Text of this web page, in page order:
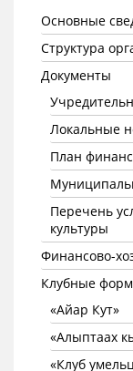
Основные
Структура
Документы
Локальные
План
Перечень
культуры
Финансово-
Клубные
«Айар Кут»
«Алыптаах
«Клуб